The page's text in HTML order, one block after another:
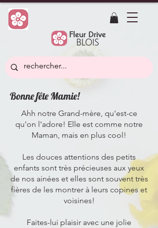
Bonne fête Mamie!
Ahh notre Grand-mère, qu'est-ce
qu'on l'adore! Elle est comme notre
Maman, mais en plus cool!
Les douces attentions des petits
enfants sont très précieuses aux yeux
de nos ainées et elles sont souvent très
fières de les montrer à leurs copines et
voisines!
Faites-lui plaisir avec une jolie